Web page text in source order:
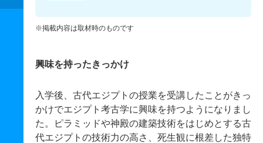
※掲載内容は取材時のものです
興味を持ったきっかけ
入学後、古代エジプトの授業を受講したことがきっ
かけでエジプト考古学に興味を持つようになりまし
た。ピラミッドや神殿の建築技術をはじめとする古
代エジプトの技術力の高さ、死生観に根差した独特